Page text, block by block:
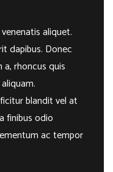
aliquet.
dapibus. Donec
rhoncus quis
blandit vel at
finibus odio
ac tempor